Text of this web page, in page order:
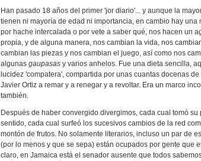
Han pasado 18 años del primer 'jor diario'... y aunque la
tienen ni mayoría de edad ni importancia, en cambio hay una
por hache intercalada o por vete a saber qué, nos hacen un
propia, y de alguna manera, nos cambian la vida, nos
cambian las piezas y nos cambian el juego, así como nos
algunas gaupasas y varios anhelos. Fue una dieta sencilla,
lucidez 'compatera', compartida por unas cuantas docenas
Javier Ortiz a remar y a renegar y a revoltar. Era un marco
también.
Después de haber convergido divergimos, cada cual tomó su
sentido, cada cual surfeó los sucesivos cambios de la red
montón de frutos. No solamente literarios, incluso un par de
(por lo menos y que se sepa) están ocupados por gente que
claro, en Jamaica está el senador ausente que todos